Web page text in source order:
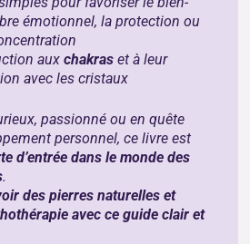
émotionnel, la protection ou
auxchakras et à leur
avec les cristaux
passionné ou en quête
personnel, ce livre est
d’entrée dans le monde des
.
des pierres naturelles et
avec ce guide clair et